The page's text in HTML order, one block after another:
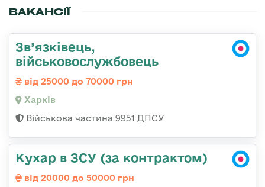
ВАКАНСІЇ
Зв’язківець,
військовослужбовець
від 25000 до 70000 грн
Харків
Військова частина 9951 ДПСУ
Кухар в ЗСУ (за контрактом)
від 20000 до 50000 грн